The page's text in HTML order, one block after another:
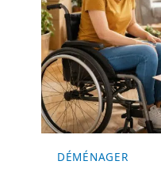
DÉMÉNAGER